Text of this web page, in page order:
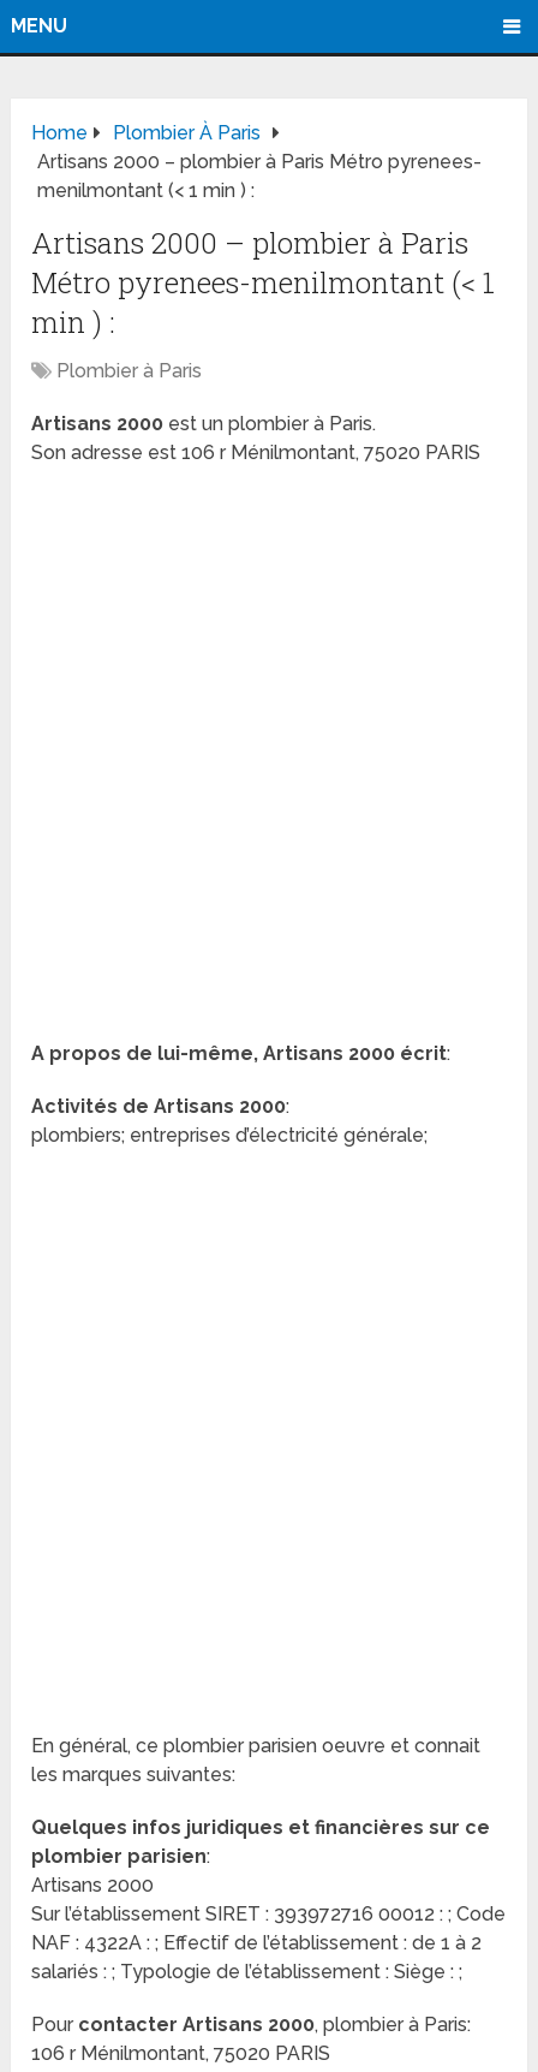
MENU
Home
Plombier À Paris
Artisans 2000 – plombier à Paris Métro pyrenees-
menilmontant (< 1 min ) :
Artisans 2000 – plombier à Paris
Métro pyrenees-menilmontant (< 1
min ) :
Plombier à Paris
Artisans 2000 est un plombier à Paris.
Son adresse est 106 r Ménilmontant, 75020 PARIS
A propos de lui-même, Artisans 2000 écrit:
Activités de Artisans 2000:
plombiers; entreprises d’électricité générale;
En général, ce plombier parisien oeuvre et connait
les marques suivantes:
Quelques infos juridiques et financières sur ce
plombier parisien:
Artisans 2000
Sur l’établissement SIRET : 393972716 00012 : ; Code
NAF : 4322A : ; Effectif de l’établissement : de 1 à 2
salariés : ; Typologie de l’établissement : Siège : ;
Pour contacter Artisans 2000, plombier à Paris:
106 r Ménilmontant, 75020 PARIS